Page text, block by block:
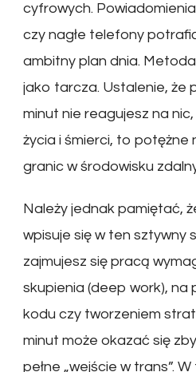
cyfrowych.
czy nagłe telefony
ambitny plan dnia.
jako tarcza. Ustalenie, że
minut nie reagujesz na
życia i śmierci, to potężne
granic w środowisku
Należy jednak pamiętać,
wpisuje się w ten sztywny
zajmujesz się pracą
skupienia (deep work), na
kodu czy tworzeniem
minut może okazać się
pełne „wejście w trans”.